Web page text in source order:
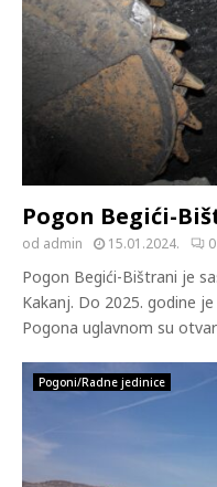
Pogon Begići-
od admin 15.01.2024. 0
Pogon Begići-Bištrani je
Kakanj. Do 2025. godine
Pogona uglavnom su
Pogoni/Radne jedinice